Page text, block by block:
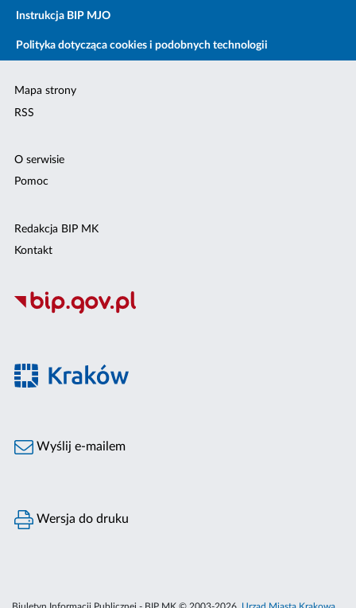
Instrukcja BIP MJO
Polityka dotycząca cookies i podobnych technologii
Mapa strony
RSS
O serwisie
Pomoc
Redakcja BIP MK
Kontakt
Wyślij e-mailem
Wersja do druku